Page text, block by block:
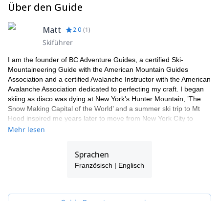
Über den Guide
Matt 2.0 (1)
Skiführer
I am the founder of BC Adventure Guides, a certified Ski-
Mountaineering Guide with the American Mountain Guides
Association and a certified Avalanche Instructor with the American
Avalanche Association dedicated to perfecting my craft. I began
skiing as disco was dying at New York’s Hunter Mountain, ’The
Snow Making Capital of the World’ and a summer ski trip to Mt
Hood inspired me years later to move from New York City to
Washington State for college and he never looked back.
travel, and big mountains into guiding, leading trips to Antarctica,
Europe, Asia, North & South America.
Back Country Adventure Guides. I now share my passion for
Mehr lesen
Sprachen
Französisch | Englisch